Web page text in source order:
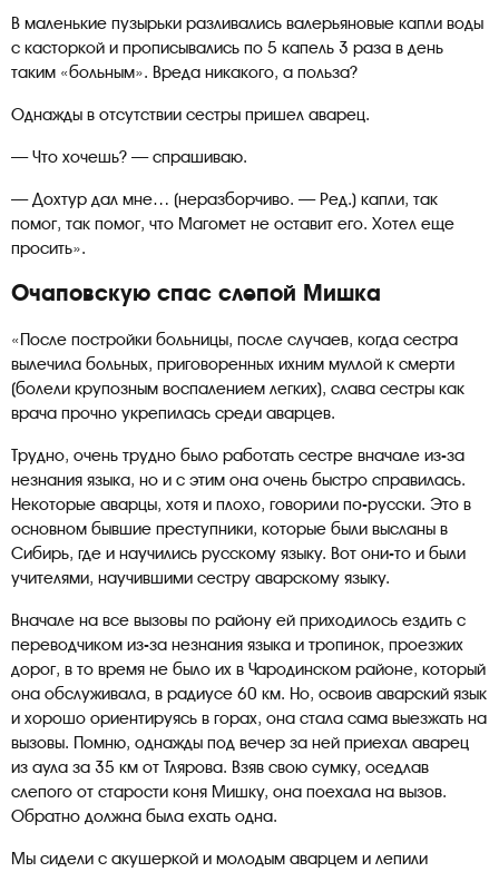
В маленькие пузырьки разливались валерьяновые капли воды
с касторкой и прописывались по 5 капель 3 раза в день
таким «больным». Вреда никакого, а польза?
Однажды в отсутствии сестры пришел аварец.
— Что хочешь? — спрашиваю.
— Дохтур дал мне… (неразборчиво. — Ред.) капли, так
помог, так помог, что Магомет не оставит его. Хотел еще
просить».
Очаповскую спас слепой Мишка
«После постройки больницы, после случаев, когда сестра
вылечила больных, приговоренных ихним муллой к смерти
(болели крупозным воспалением легких), слава сестры как
врача прочно укрепилась среди аварцев.
Трудно, очень трудно было работать сестре вначале из-за
незнания языка, но и с этим она очень быстро справилась.
Некоторые аварцы, хотя и плохо, говорили по-русски. Это в
основном бывшие преступники, которые были высланы в
Сибирь, где и научились русскому языку. Вот они-то и были
учителями, научившими сестру аварскому языку.
Вначале на все вызовы по району ей приходилось ездить с
переводчиком из-за незнания языка и тропинок, проезжих
дорог, в то время не было их в Чародинском районе, который
она обслуживала, в радиусе 60 км. Но, освоив аварский язык
и хорошо ориентируясь в горах, она стала сама выезжать на
вызовы. Помню, однажды под вечер за ней приехал аварец
из аула за 35 км от Тлярова. Взяв свою сумку, оседлав
слепого от старости коня Мишку, она поехала на вызов.
Обратно должна была ехать одна.
Мы сидели с акушеркой и молодым аварцем и лепили